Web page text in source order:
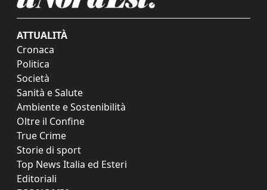
ATTUALITÀ
Cronaca
Politica
Società
Sanità e Salute
Ambiente e Sostenibilità
Oltre il Confine
True Crime
Storie di sport
Top News Italia ed Esteri
Editoriali